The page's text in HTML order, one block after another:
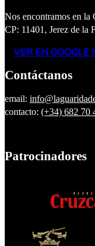
Nos encontramos en la
CP: 11401, Jerez de la
VER EN GOOGLE
Contáctanos
email:
contacto: (+34) 682 70
Patrocinadores